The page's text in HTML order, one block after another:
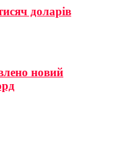
доларів
новий